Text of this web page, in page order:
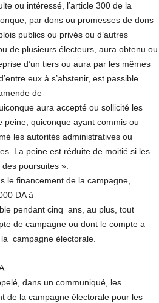
ou intéressé, l’article 300 de la
par dons ou promesses de dons
publics ou privés ou d’autres
de plusieurs électeurs, aura obtenu ou
d’un tiers ou aura par les mêmes
eux à s’abstenir, est passible
de
aura accepté ou sollicité les
peine, quiconque ayant commis ou
les autorités administratives ou
La peine est réduite de moitié si les
poursuites ».
le financement de la campagne,
DA à
pendant cinq ans, au plus, tout
de campagne ou dont le compte a
campagne électorale.
dans un communiqué, les
de la campagne électorale pour les